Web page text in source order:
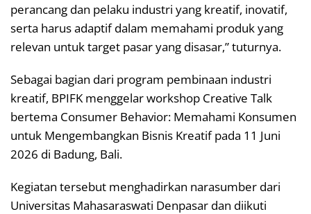
perancang dan pelaku industri yang kreatif, inovatif,
serta harus adaptif dalam memahami produk yang
relevan untuk target pasar yang disasar,” tuturnya.
Sebagai bagian dari program pembinaan industri
kreatif, BPIFK menggelar workshop Creative Talk
bertema Consumer Behavior: Memahami Konsumen
untuk Mengembangkan Bisnis Kreatif pada 11 Juni
2026 di Badung, Bali.
Kegiatan tersebut menghadirkan narasumber dari
Universitas Mahasaraswati Denpasar dan diikuti